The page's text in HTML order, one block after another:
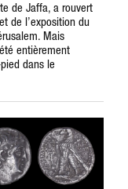
de Jaffa, a rouvert
de l’exposition du
Mais
entièrement
dans le